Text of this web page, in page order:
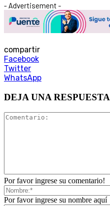
- Advertisement -
compartir
Facebook
Twitter
WhatsApp
DEJA UNA RESPUESTA
Por favor ingrese su comentario!
Por favor ingrese su nombre aquí